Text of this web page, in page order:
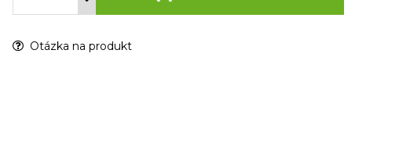
Otázka na produkt